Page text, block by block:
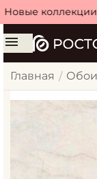
Новые коллекции
Главная / Обои